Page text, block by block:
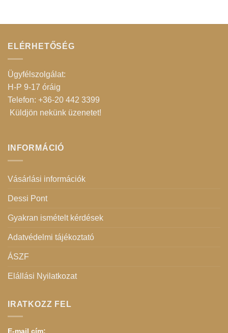
ELÉRHETŐSÉG
Ügyfélszolgálat:
H-P 9-17 óráig
Telefon: +36-20 442 3399
Küldjön nekünk üzenetet!
INFORMÁCIÓ
Vásárlási információk
Dessi Pont
Gyakran ismételt kérdések
Adatvédelmi tájékoztató
ÁSZF
Elállási Nyilatkozat
IRATKOZZ FEL
E-mail cím: